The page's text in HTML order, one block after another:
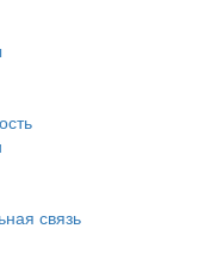
связь